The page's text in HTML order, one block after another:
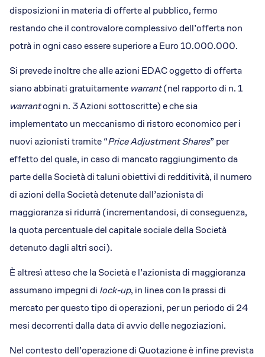
disposizioni in materia di offerte al pubblico, fermo
restando che il controvalore complessivo dell’offerta non
potrà in ogni caso essere superiore a Euro 10.000.000.
Si prevede inoltre che alle azioni EDAC oggetto di offerta
siano abbinati gratuitamente warrant(nel rapporto di n. 1
warrantogni n. 3 Azioni sottoscritte) e che sia
implementato un meccanismo di ristoro economico per i
nuovi azionisti tramite “Price Adjustment Shares” per
effetto del quale, in caso di mancato raggiungimento da
parte della Società di taluni obiettivi di redditività, il numero
di azioni della Società detenute dall’azionista di
maggioranza si ridurrà (incrementandosi, di conseguenza,
la quota percentuale del capitale sociale della Società
detenuto dagli altri soci).
È altresì atteso che la Società e l’azionista di maggioranza
assumano impegni di lock-up, in linea con la prassi di
mercato per questo tipo di operazioni, per un periodo di 24
mesi decorrenti dalla data di avvio delle negoziazioni.
Nel contesto dell’operazione di Quotazione è infine prevista